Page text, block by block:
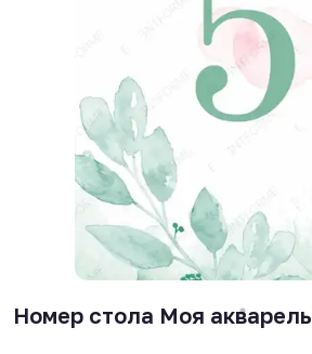
Номер стола Моя акварель